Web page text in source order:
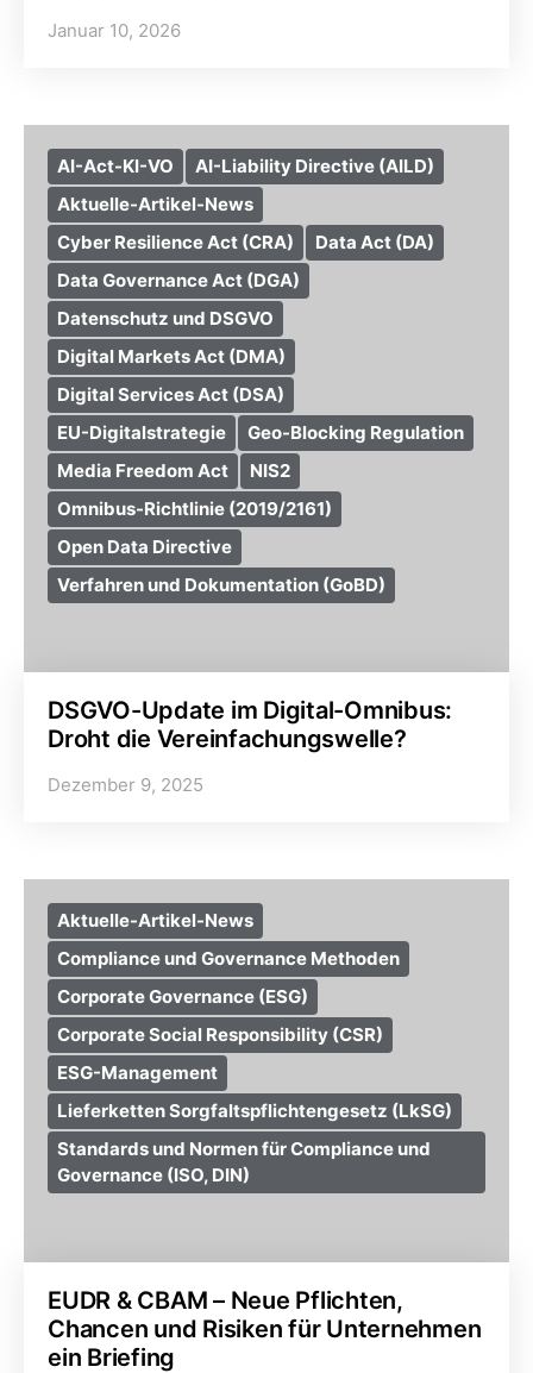
Januar 10, 2026
AI-Act-KI-VO
AI-Liability Directive (AILD)
Aktuelle-Artikel-News
Cyber Resilience Act (CRA)
Data Act (DA)
Data Governance Act (DGA)
Datenschutz und DSGVO
Digital Markets Act (DMA)
Digital Services Act (DSA)
EU-Digitalstrategie
Geo-Blocking Regulation
Media Freedom Act
NIS2
Omnibus-Richtlinie (2019/2161)
Open Data Directive
Verfahren und Dokumentation (GoBD)
DSGVO-Update im Digital-Omnibus:
Droht die Vereinfachungswelle?
Dezember 9, 2025
Aktuelle-Artikel-News
Compliance und Governance Methoden
Corporate Governance (ESG)
Corporate Social Responsibility (CSR)
ESG-Management
Lieferketten Sorgfaltspflichtengesetz (LkSG)
Standards und Normen für Compliance und
Governance (ISO, DIN)
EUDR & CBAM – Neue Pflichten,
Chancen und Risiken für Unternehmen
ein Briefing